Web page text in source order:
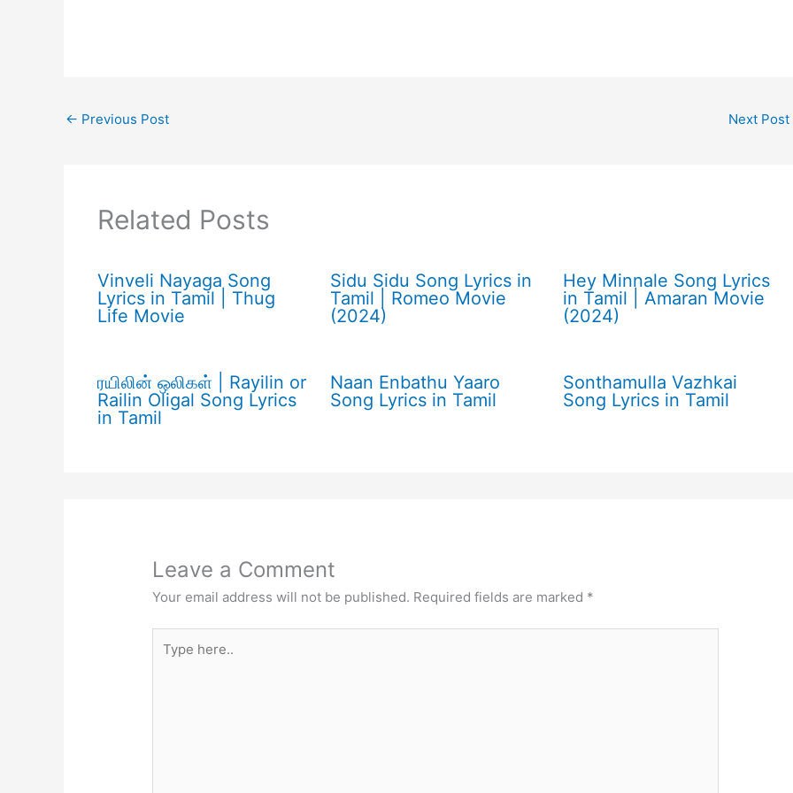
← Previous Post Next Post
Related Posts
Vinveli Nayaga Song
Lyrics in Tamil | Thug
Life Movie
Sidu Sidu Song Lyrics in
Tamil | Romeo Movie
(2024)
Hey Minnale Song Lyrics
in Tamil | Amaran Movie
(2024)
ரயிலின் ஒலிகள் | Rayilin or
Railin Oligal Song Lyrics
in Tamil
Naan Enbathu Yaaro
Song Lyrics in Tamil
Sonthamulla Vazhkai
Song Lyrics in Tamil
Leave a Comment
Your email address will not be published. Required fields are marked *
here..